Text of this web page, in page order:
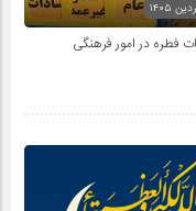
فطره در امور فرهنگی